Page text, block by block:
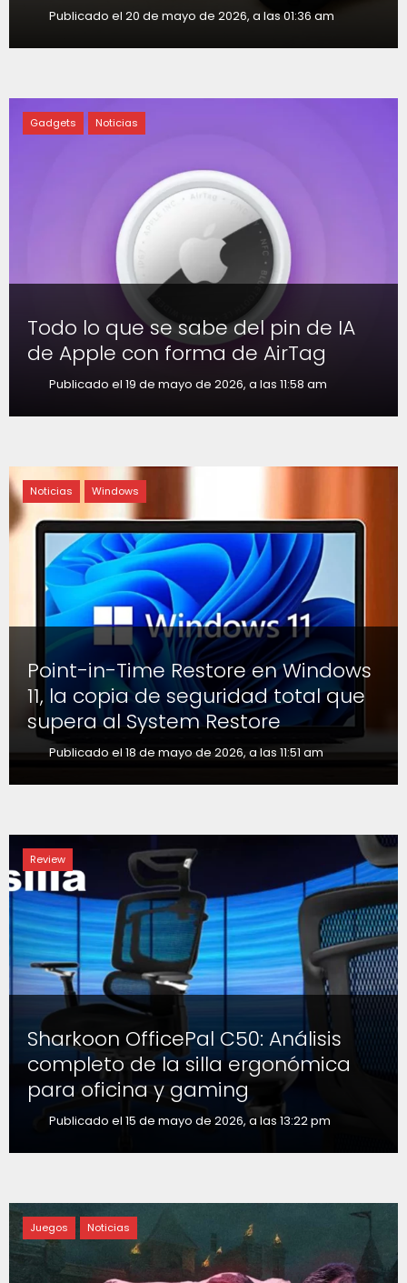
Publicado el 20 de mayo de 2026, a las 01:36 am
Gadgets Noticias
Todo lo que se sabe del pin de IA
de Apple con forma de AirTag
Publicado el 19 de mayo de 2026, a las 11:58 am
Noticias Windows
Point-in-Time Restore en Windows
11, la copia de seguridad total que
supera al System Restore
Publicado el 18 de mayo de 2026, a las 11:51 am
Review
Sharkoon OfficePal C50: Análisis
completo de la silla ergonómica
para oficina y gaming
Publicado el 15 de mayo de 2026, a las 13:22 pm
Juegos Noticias